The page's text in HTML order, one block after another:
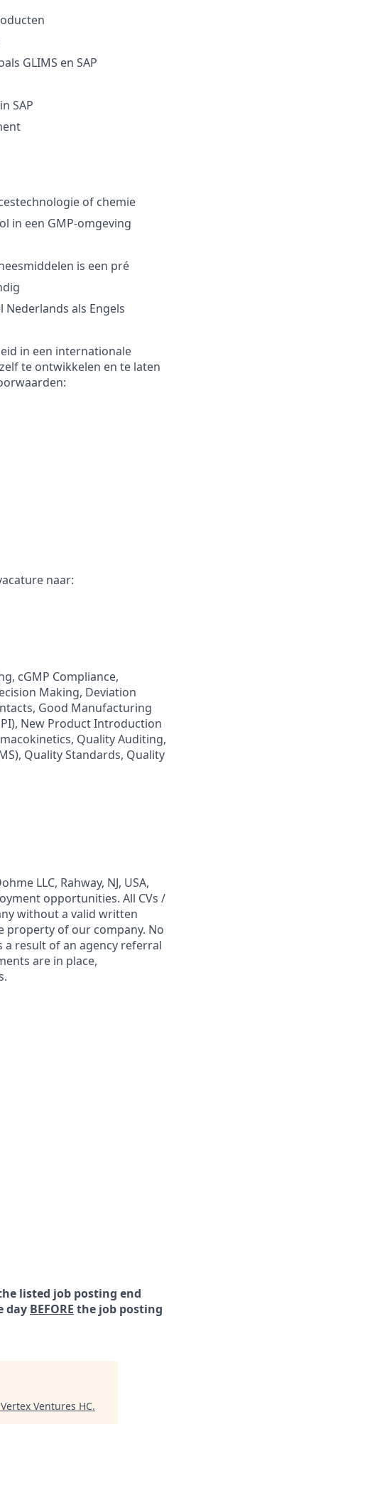
GLIMS en SAP
SAP
of chemie
in een GMP-omgeving
is een pré
als Engels
in een internationale
te ontwikkelen en te laten
naar:
cGMP Compliance,
Making, Deviation
Good Manufacturing
New Product Introduction
Quality Auditing,
Quality Standards, Quality
LLC, Rahway, NJ, USA,
opportunities. All CVs /
without a valid written
property of our company. No
a result of an agency referral
are in place,
listed job posting end
day BEFORE the job posting
Vertex Ventures HC.